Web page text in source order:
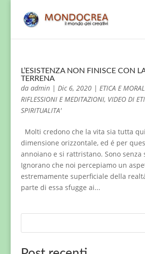
L’ESISTENZA NON FINISCE CON
TERRENA
da admin| Dic 6, 2020| ETICA E
RIFLESSIONI E MEDITAZIONI, VIDEO DI
SPIRITUALITA'
Molti credono che la vita sia tutta
dimensione orizzontale, ed é per
annoiano e si rattristano. Sono senza
Ignorano che noi percepiamo un
estremamente superficiale della
parte di essa sfugge ai...